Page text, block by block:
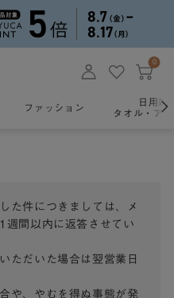
0
ファッション
日用雑
タオル・ア
た件につきましては、メ
週間以内に返答させてい
ただいた場合は翌営業日
や、やむを得ぬ事態が発